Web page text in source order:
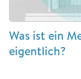
Was ist ein
eigentlich?